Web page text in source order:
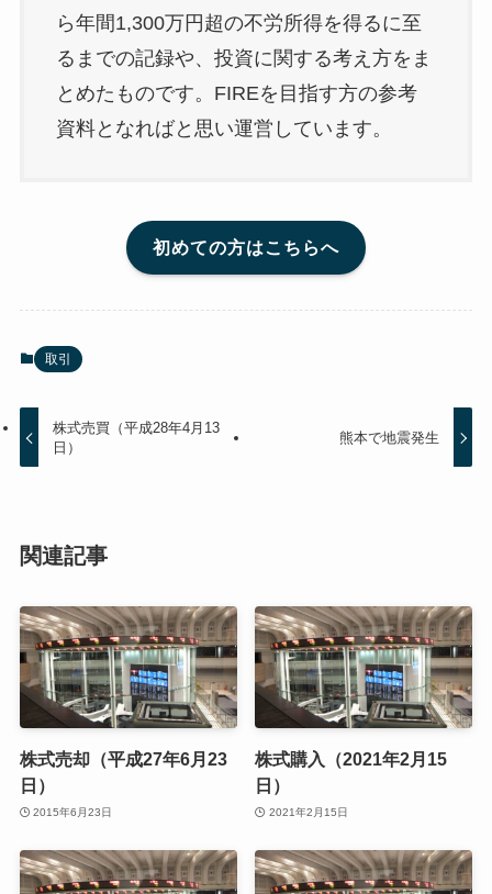
ら年間1,300万円超の不労所得を得るに至
るまでの記録や、投資に関する考え方をま
とめたものです。FIREを目指す方の参考
資料となればと思い運営しています。
初めての方はこちらへ
取引
株式売買（平成28年4月13
日）
熊本で地震発生
関連記事
株式売却（平成27年6月23
日）
2015年6月23日
株式購入（2021年2月15
日）
2021年2月15日